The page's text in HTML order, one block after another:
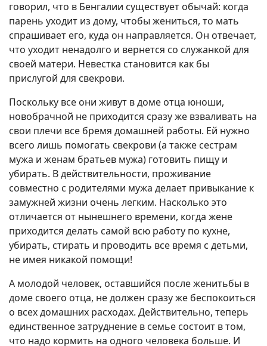
говорил, что в Бенгалии существует обычай: когда
парень уходит из дому, чтобы жениться, то мать
спрашивает его, куда он направляется. Он отвечает,
что уходит ненадолго и вернется со служанкой для
своей матери. Невестка становится как бы
прислугой для свекрови.
Поскольку все они живут в доме отца юноши,
новобрачной не приходится сразу же взваливать на
свои плечи все бремя домашней работы. Ей нужно
всего лишь помогать свекрови (а также сестрам
мужа и женам братьев мужа) готовить пищу и
убирать. В действительности, проживание
совместно с родителями мужа делает привыкание к
замужней жизни очень легким. Насколько это
отличается от нынешнего времени, когда жене
приходится делать самой всю работу по кухне,
убирать, стирать и проводить все время с детьми,
не имея никакой помощи!
А молодой человек, оставшийся после женитьбы в
доме своего отца, не должен сразу же беспокоиться
о всех домашних расходах. Действительно, теперь
единственное затруднение в семье состоит в том,
что надо кормить на одного человека больше. И